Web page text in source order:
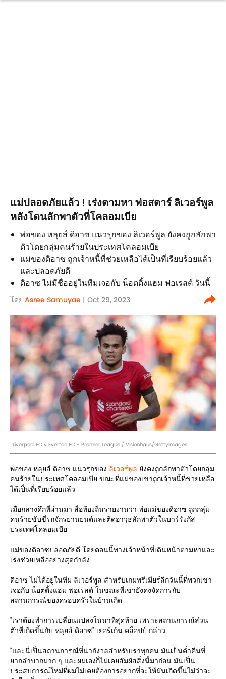
แม่ปลอดภัยแล้ว ! เร่งตามหา พ่อสตาร์ ลิเวอร์พูล
หลังโดนลักพาตัวที่โคลอมเบีย
พ่อของ หลุยส์ ดิอาซ แนวรุกของ ลิเวอร์พูล ยังคงถูกลักพา
ตัวโดยกลุ่มคนร้ายในประเทศโคลอมเบีย
แม่ของดิอาซ ถูกเจ้าหนี้ที่ช่วยเหลือได้เป็นที่เรียบร้อยแล้ว
และปลอดภัยดี
ดิอาซ ไม่มีชื่ออยู่ในทีมเจอกับ น็อตติ้งแฮม ฟอเรสต์ วันนี้
โดย Asree Samuyae | Oct 29, 2023
Liverpool FC v Everton FC - Premier League / Visionhaus/GettyImages
พ่อของ หลุยส์ ดิอาซ แนวรุกของ ลิเวอร์พูล ยังคงถูกลักพาตัวโดยกลุ่ม
คนร้ายในประเทศโคลอมเบีย ขณะที่แม่ของเขาถูกเจ้าหนี้ที่ช่วยเหลือ
ได้เป็นที่เรียบร้อยแล้ว
เมื่อกลางดึกที่ผ่านมา สื่อท้องถิ่นรายงานว่า พ่อแม่ของดิอาซ ถูกกลุ่ม
คนร้ายขับขี่รถจักรยานยนต์และติดอาวุธลักพาตัวในบาร์รังกัส
ประเทศโคลอมเบีย
แม่ของดิอาซปลอดภัยดี โดยตอนนี้ทางเจ้าหน้าที่เดินหน้าตามหาและ
เร่งช่วยเหลืออย่างสุดกำลัง
ดิอาซ ไม่ได้อยู่ในทีม ลิเวอร์พูล สำหรับเกมพรีเมียร์ลีกวันนี้ที่พวกเขา
เจอกับ น็อตติ้งแฮม ฟอเรสต์ ในขณะที่เขายังคงจัดการกับ
สถานการณ์ของครอบครัวในบ้านเกิด
"เราต้องทำการเปลี่ยนแปลงในนาทีสุดท้าย เพราะสถานการณ์ส่วน
ตัวที่เกิดขึ้นกับ หลุยส์ ดิอาซ" เยอร์เก้น คล็อปป์ กล่าว
"และนี่เป็นสถานการณ์ที่น่ากังวลสำหรับเราทุกคน มันเป็นค่ำคืนที่
ยากลำบากมาก ๆ และผมเองก็ไม่เคยสัมผัสสิ่งนี้มาก่อน มันเป็น
ประสบการณ์ใหม่ที่ผมไม่เคยต้องการอยากที่จะให้มันเกิดขึ้นไม่ว่าจะ